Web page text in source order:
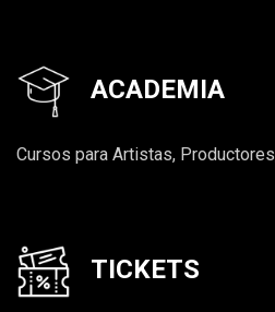
ACADEMIA
Cursos para Artistas,
TICKETS